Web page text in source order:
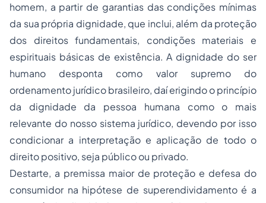
homem, a partir de garantias das condições mínimas
da sua própria dignidade, que inclui, além da proteção
dos direitos fundamentais, condições materiais e
espirituais básicas de existência. A dignidade do ser
humano desponta como valor supremo do
ordenamento jurídico brasileiro, daí erigindo o princípio
da dignidade da pessoa humana como o mais
relevante do nosso sistema jurídico, devendo por isso
condicionar a interpretação e aplicação de todo o
direito positivo, seja público ou privado.
Destarte, a premissa maior de proteção e defesa do
consumidor na hipótese de superendividamento é a